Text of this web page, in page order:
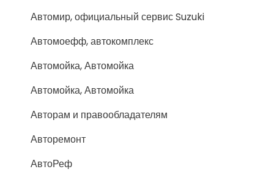
Автомир, официальный сервис Suzuki
Автомоефф, автокомплекс
Автомойка, Автомойка
Автомойка, Автомойка
Авторам и правообладателям
Авторемонт
АвтоРеф